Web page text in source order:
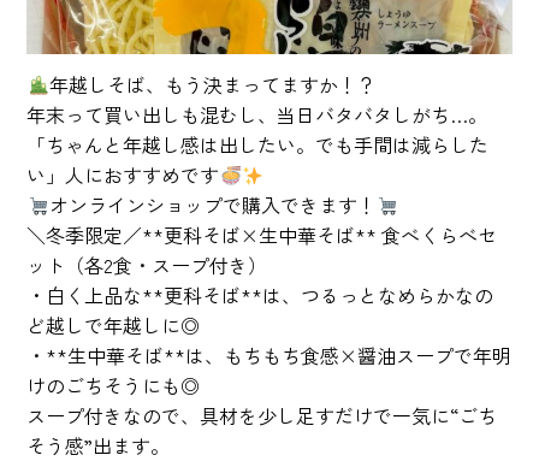
年越しそば、もう決まってますか！？
年末って買い出しも混むし、当日バタバタしがち…。
「ちゃんと年越し感は出したい。でも手間は減らした
い」人におすすめです
オンラインショップで購入できます！
＼冬季限定／**更科そば×生中華そば** 食べくらべセ
ット（各2食・スープ付き）
・白く上品な**更科そば**は、つるっとなめらかなの
ど越しで年越しに◎
・**生中華そば**は、もちもち食感×醤油スープで年明
けのごちそうにも◎
スープ付きなので、具材を少し足すだけで一気に“ごち
そう感”出ます。